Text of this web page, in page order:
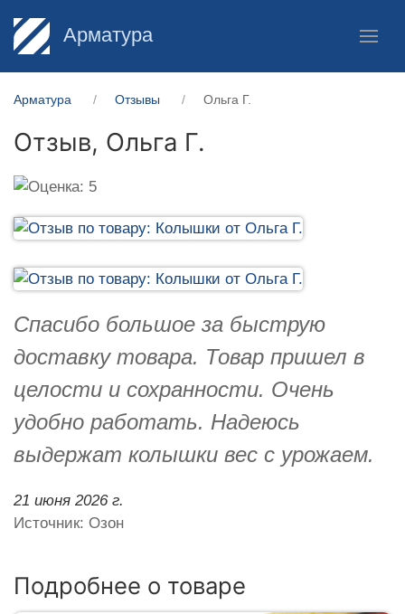
Арматура
Арматура Отзывы Ольга Г.
Отзыв, Ольга Г.
Спасибо большое за быструю
доставку товара. Товар пришел в
целости и сохранности. Очень
удобно работать. Надеюсь
выдержат колышки вес с урожаем.
21 июня 2026 г.
Источник: Озон
Подробнее о товаре